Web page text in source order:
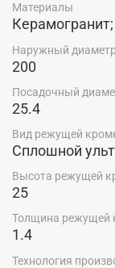
Материалы
Наружный
200
Посадочный
25.4
Вид режущей
Сплошной
Высота режущей
25
Толщина режущей
1.4
Технология